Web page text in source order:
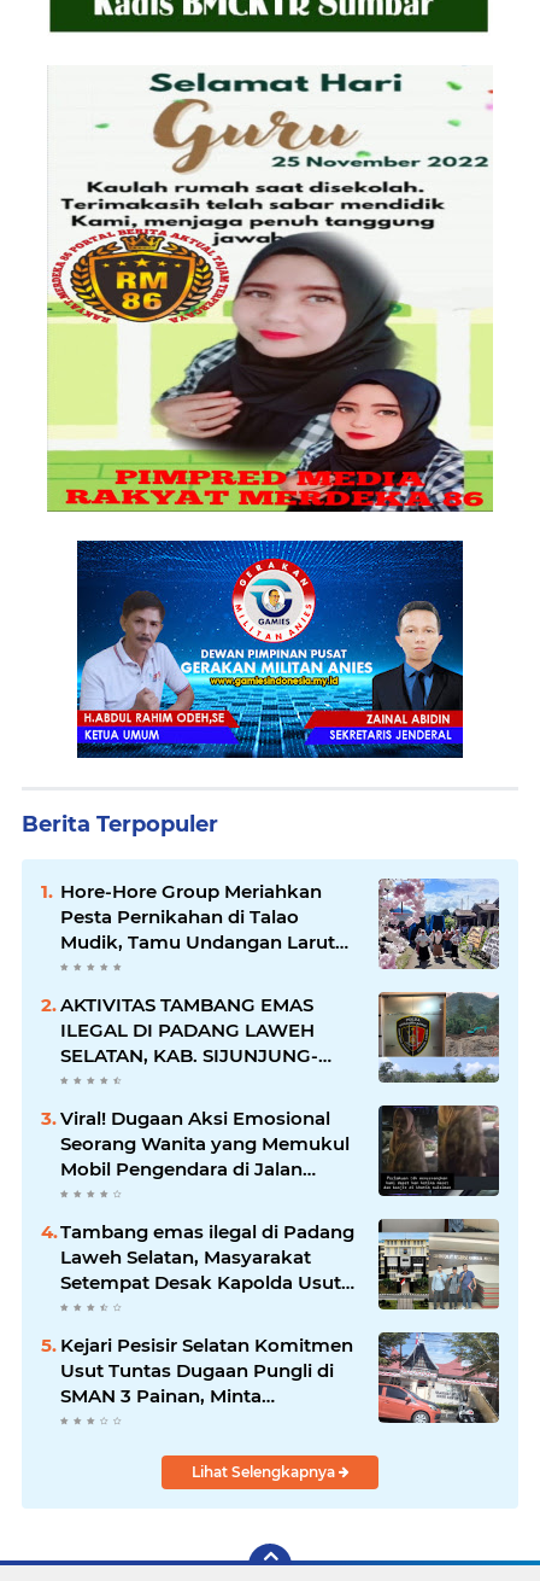
Berita Terpopuler
Hore-Hore Group Meriahkan
Pesta Pernikahan di Talao
Mudik, Tamu Undangan Larut
dalam Suasana Penuh
AKTIVITAS TAMBANG EMAS
ILEGAL DI PADANG LAWEH
SELATAN, KAB. SIJUNJUNG-
SUMBAR SEMAKIN
MERAJALELA
Viral! Dugaan Aksi Emosional
Seorang Wanita yang Memukul
Mobil Pengendara di Jalan
Khatib Sulaiman
Tambang emas ilegal di Padang
Laweh Selatan, Masyarakat
Setempat Desak Kapolda Usut
Tuntas
Kejari Pesisir Selatan Komitmen
Usut Tuntas Dugaan Pungli di
SMAN 3 Painan, Minta
Inspektorat Sumbar Lakukan
Lihat Selengkapnya